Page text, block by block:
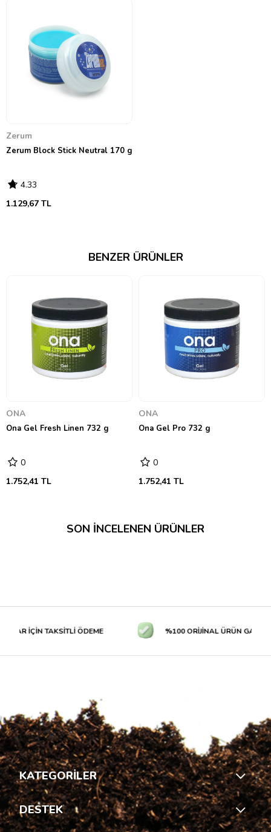
Zerum
Zerum Block Stick Neutral 170 g
4.33
1.129,67 TL
BENZER ÜRÜNLER
ONA
Ona Gel Fresh Linen 732 g
0
1.752,41 TL
ONA
Ona Gel Pro 732 g
0
1.752,41 TL
SON İNCELENEN ÜRÜNLER
İÇİN TAKSİTLİ ÖDEME %100 ORİJİNAL ÜRÜN
KATEGORİLER
DESTEK